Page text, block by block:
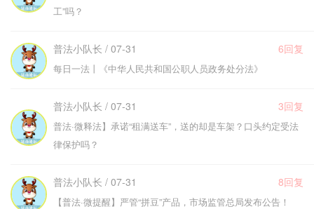
工”吗？
普法小队长 / 07-31 6回复
每日一法丨《中华人民共和国公职人员政务处分法》
普法小队长 / 07-31 3回复
普法·微释法】承诺“租满送车”，送的却是车架？口头约定受法
律保护吗？
普法小队长 / 07-31 8回复
【普法·微提醒】严管“拼豆”产品，市场监管总局发布公告！